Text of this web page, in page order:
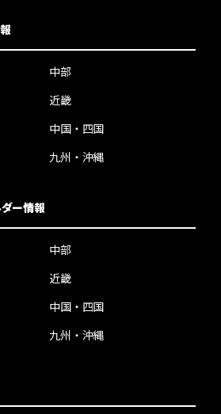
中部
近畿
中国・四国
九州・沖縄
ー情報
中部
近畿
中国・四国
九州・沖縄